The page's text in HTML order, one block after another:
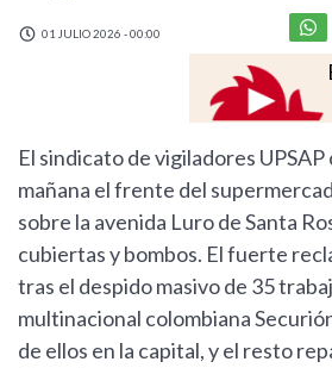
01 JULIO 2026 - 00:00
El sindicato de vigiladores
mañana el frente del
sobre la avenida Luro de Santa
cubiertas y bombos. El fuerte
tras el despido masivo de 35
multinacional colombiana
de ellos en la capital, y el resto